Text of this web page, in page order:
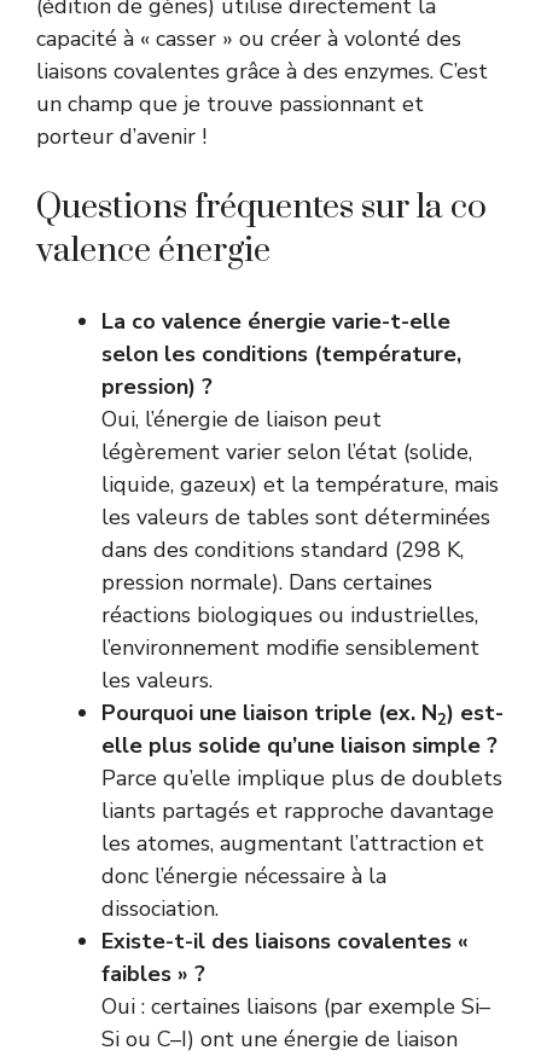
(édition de gènes) utilise directement la
capacité à « casser » ou créer à volonté des
liaisons covalentes grâce à des enzymes. C’est
un champ que je trouve passionnant et
porteur d’avenir !
Questions fréquentes sur la co
valence énergie
La co valence énergie varie-t-elle
selon les conditions (température,
pression) ?
Oui, l’énergie de liaison peut
légèrement varier selon l’état (solide,
liquide, gazeux) et la température, mais
les valeurs de tables sont déterminées
dans des conditions standard (298 K,
pression normale). Dans certaines
réactions biologiques ou industrielles,
l’environnement modifie sensiblement
les valeurs.
Pourquoi une liaison triple (ex. N2) est-
elle plus solide qu’une liaison simple ?
Parce qu’elle implique plus de doublets
liants partagés et rapproche davantage
les atomes, augmentant l’attraction et
donc l’énergie nécessaire à la
dissociation.
Existe-t-il des liaisons covalentes «
faibles » ?
Oui : certaines liaisons (par exemple Si–
Si ou C–I) ont une énergie de liaison